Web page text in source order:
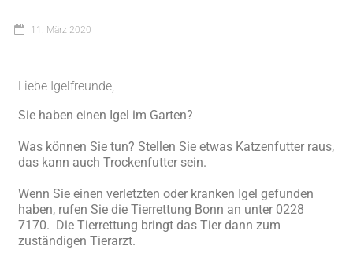
11. März 2020
Liebe Igelfreunde,
Sie haben einen Igel im Garten?
Was können Sie tun? Stellen Sie etwas Katzenfutter raus,
das kann auch Trockenfutter sein.
Wenn Sie einen verletzten oder kranken Igel gefunden
haben, rufen Sie die Tierrettung Bonn an unter 0228
7170. Die Tierrettung bringt das Tier dann zum
zuständigen Tierarzt.